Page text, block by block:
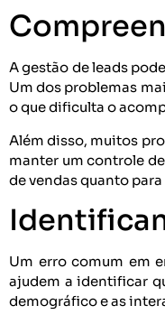
A gestão de leads
Um dos problemas
o que dificulta o
Além disso, muitos
manter um controle
de vendas quanto
Um erro comum em
ajudem a identificar
demográfico e as